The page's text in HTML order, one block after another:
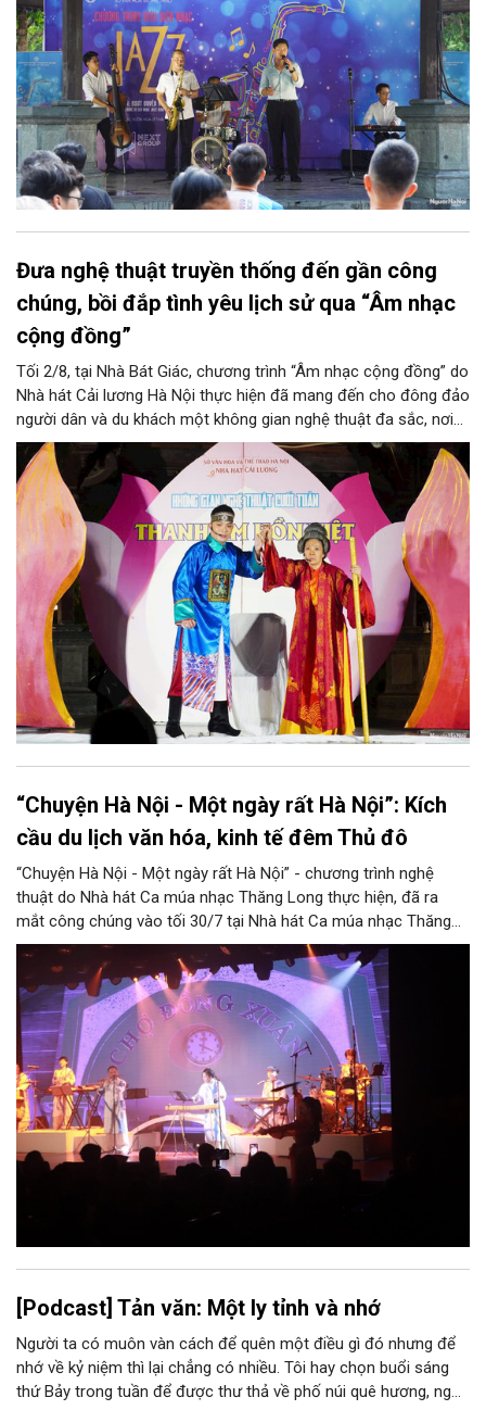
Đưa nghệ thuật truyền thống đến gần công
chúng, bồi đắp tình yêu lịch sử qua “Âm nhạc
cộng đồng”
Tối 2/8, tại Nhà Bát Giác, chương trình “Âm nhạc cộng đồng” do
Nhà hát Cải lương Hà Nội thực hiện đã mang đến cho đông đảo
người dân và du khách một không gian nghệ thuật đa sắc, nơi
những làn điệu cải lương, ca cổ, tân cổ và các tiết mục múa
hòa quyện trong không gian của phố đi bộ hồ Hoàn Kiếm. Đặc
biệt, chương trình có sự giao lưu của các nghệ sĩ đến từ
phương Nam, góp phần tạo nên cuộc gặp gỡ nghệ thuật giàu
cảm xúc.
“Chuyện Hà Nội - Một ngày rất Hà Nội”: Kích
cầu du lịch văn hóa, kinh tế đêm Thủ đô
“Chuyện Hà Nội - Một ngày rất Hà Nội” - chương trình nghệ
thuật do Nhà hát Ca múa nhạc Thăng Long thực hiện, đã ra
mắt công chúng vào tối 30/7 tại Nhà hát Ca múa nhạc Thăng
Long (số 31 - 33 phố Lương Văn Can, phường Hoàn Kiếm).
[Podcast] Tản văn: Một ly tỉnh và nhớ
Người ta có muôn vàn cách để quên một điều gì đó nhưng để
nhớ về kỷ niệm thì lại chẳng có nhiều. Tôi hay chọn buổi sáng
thứ Bảy trong tuần để được thư thả về phố núi quê hương, ngồi